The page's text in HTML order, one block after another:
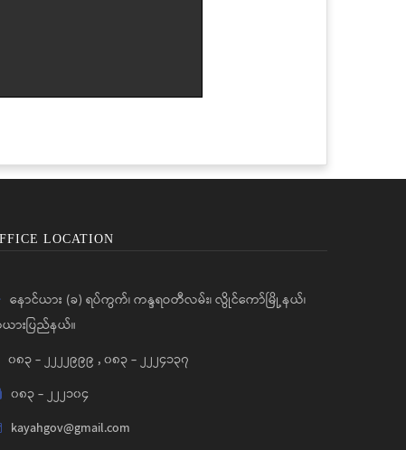
LOCATION
နောင်ယား (ခ) ရပ်ကွက်၊ ကန္ဒရဝတီလမ်း၊ လွိုင်ကော်မြို့နယ်၊
ားပြည်နယ်။
၀၈၃ - ၂၂၂၂၉၉၉ ,၀၈၃ - ၂၂၂၄၁၃၇
၀၈၃ - ၂၂၂၁၀၄
kayahgov@gmail.com